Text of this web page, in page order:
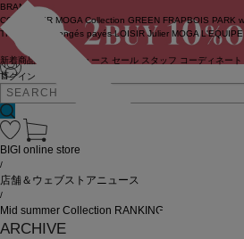
ログイン
BRAND
COUTURIER MOGA Collection GREEN FRAPBOIS PARK
TRISTESSE
congés payés LOISIR Julier MOGA L'EQUIPE
新着商品 ニュース セール スタッフ コーディネート
せ
BIGI online store
/
店舗＆ウェブストアニュース
/
Mid summer Collection RANKING
ARCHIVE